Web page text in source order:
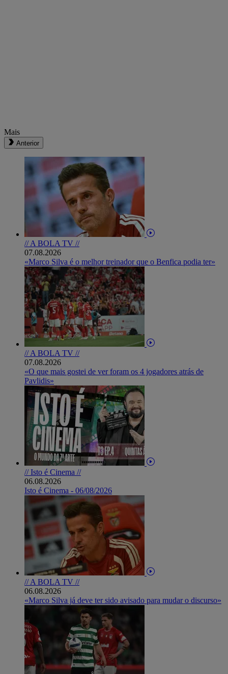
Mais
Anterior
// A BOLA TV //
07.08.2026
«Marco Silva é o melhor treinador que o Benfica podia ter»
// A BOLA TV //
07.08.2026
«O que mais gostei de ver foram os 4 jogadores atrás de
Pavlidis»
// Isto é Cinema //
06.08.2026
Isto é Cinema - 06/08/2026
// A BOLA TV //
06.08.2026
«Marco Silva já deve ter sido avisado para mudar o discurso»